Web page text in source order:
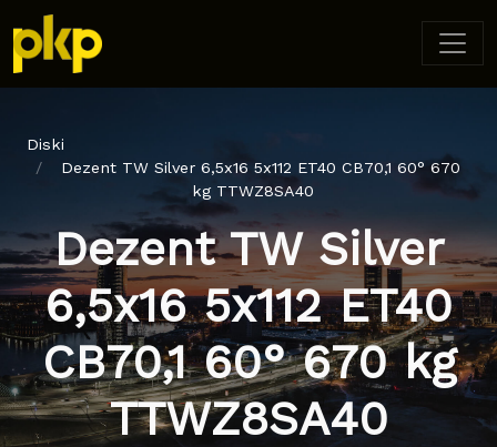
Diski
Dezent TW Silver 6,5x16 5x112 ET40 CB70,1 60° 670
kg TTWZ8SA40
Dezent TW Silver
6,5x16 5x112 ET40
CB70,1 60° 670 kg
TTWZ8SA40